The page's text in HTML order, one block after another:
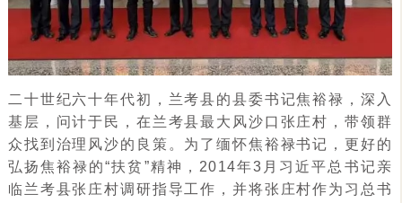
二十世纪六十年代初，兰考县的县委书记焦裕禄，深入
基层，问计于民，在兰考县最大风沙口张庄村，带领群
众找到治理风沙的良策。为了缅怀焦裕禄书记，更好的
弘扬焦裕禄的“扶贫”精神， 2014年3 月习近平总书记亲
临兰考县张庄村调研指导工作，并将张庄村作为习总书